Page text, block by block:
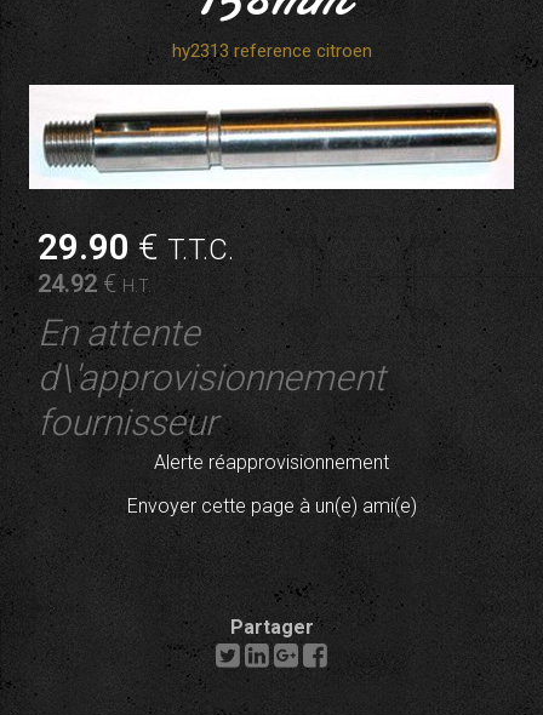
hy2313 reference citroen
29.90 €T.T.C.
24.92€ H.T.
En attente
d\'approvisionnement
fournisseur
Alerte réapprovisionnement
Envoyer cette page à un(e) ami(e)
Partager